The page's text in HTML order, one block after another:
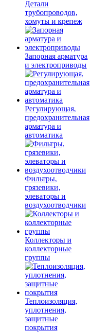
Детали
трубопроводов,
хомуты и крепеж
Запорная арматура
и электроприводы
Регулирующая,
предохранительная
арматура и
автоматика
Фильтры,
грязевики,
элеваторы и
воздухоотводчики
Коллекторы и
коллекторные
группы
Теплоизоляция,
уплотнения,
защитные
покрытия